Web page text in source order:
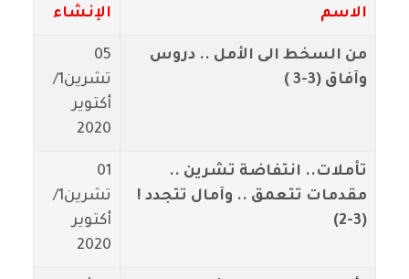
الاسم
الإنشاء
من السخط الى الأمل .. دروس
وآفاق (3-3 )
05
تشرين1/
أكتوير
2020
تأملات.. انتفاضة تشرين ..
مقدمات تتعمق .. وآمال تتجدد !
(3-2)
01
تشرين1/
أكتوير
2020